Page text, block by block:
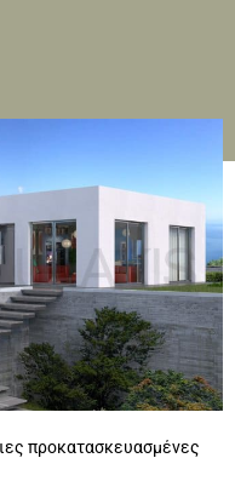
προκατασκευασμένες